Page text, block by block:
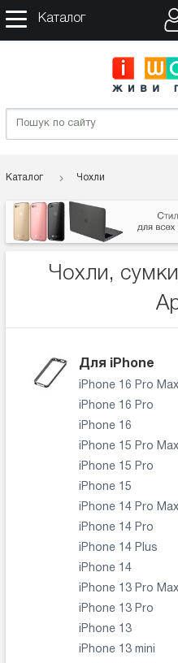
Каталог
Каталог Чохли
Чохли,
Для iPhone
iPhone 16 Pro Max
iPhone 16 Pro
iPhone 16
iPhone 15 Pro Max
iPhone 15 Pro
iPhone 15
iPhone 14 Pro Max
iPhone 14 Pro
iPhone 14 Plus
iPhone 14
iPhone 13 Pro Max
iPhone 13 Pro
iPhone 13
iPhone 13 mini